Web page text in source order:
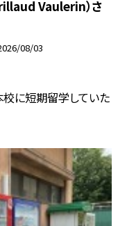
Vaulerin）さ
08/03
に短期留学していた